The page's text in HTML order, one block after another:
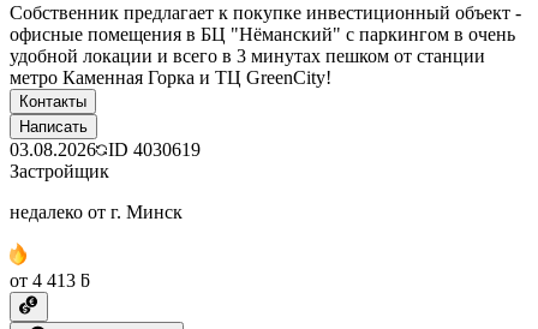
Собственник предлагает к покупке инвестиционный объект -
офисные помещения в БЦ "Нёманский" с паркингом в очень
удобной локации и всего в 3 минутах пешком от станции
метро Каменная Горка и ТЦ GreenCity!
Контакты
Написать
03.08.2026 ID 4030619
Застройщик
недалеко от г. Минск
от 4 413 ƃ